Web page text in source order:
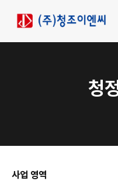
청
사업 영역